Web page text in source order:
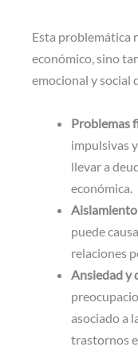
Esta problemática
económico, sino
emocional y social
Problemas
impulsivas
llevar a
económica.
puede
relaciones
Ansiedad y
asociado a
trastornos